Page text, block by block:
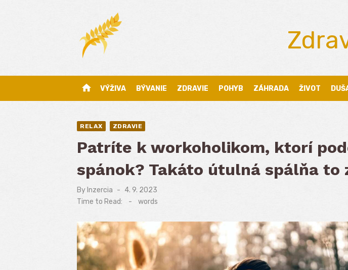
home VÝŽIVA BÝVANIE ZDRAVIE POHYB ZÁHRADA ŽIVOT
RELAX ZDRAVIE
Patríte k workoholikom, ktorí
spánok? Takáto útulná spálňa to
By Inzercia
Posted
4. 9. 2023
Time to Read:
- words